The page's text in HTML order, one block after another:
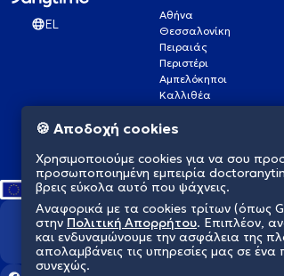
EL
Αθήνα
Θεσσαλονίκη
Πειραιάς
Περιστέρι
Αμπελόκηποι
Καλλιθέα
Γλυφάδα
Νέα Σμύρνη
🍪 Αποδοχή cookies
Χρησιμοποιούμε cookies για να σου
προσωποποιημένη εμπειρία
βρεις εύκολα αυτό που ψάχνεις.
Αναφορικά με τα cookies τρίτων (όπως
στην Πολιτική Απορρήτου. Επιπλέον,
και ενδυναμώνουμε την ασφάλεια της
απολαμβάνεις τις υπηρεσίες μας σε ένα
συνεχώς.